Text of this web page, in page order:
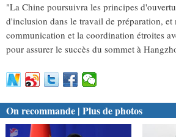
"La Chine poursuivra les principes
d'inclusion dans le travail de préparation, et
communication et la coordination étroites
pour assurer le succès du sommet à
On recommande | Plus de photos